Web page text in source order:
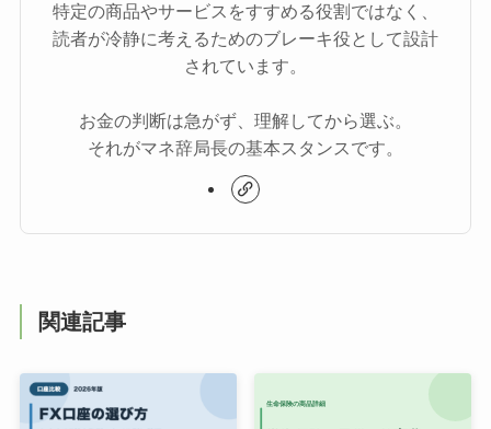
特定の商品やサービスをすすめる役割ではなく、
読者が冷静に考えるためのブレーキ役として設計
されています。
お金の判断は急がず、理解してから選ぶ。
それがマネ辞局長の基本スタンスです。
関連記事